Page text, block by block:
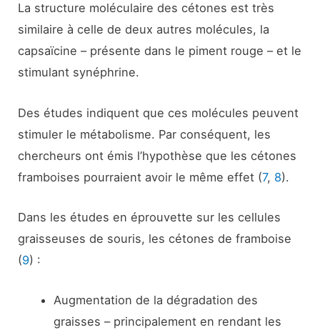
La structure moléculaire des cétones est très
similaire à celle de deux autres molécules, la
capsaïcine – présente dans le piment rouge – et le
stimulant synéphrine.
Des études indiquent que ces molécules peuvent
stimuler le métabolisme. Par conséquent, les
chercheurs ont émis l’hypothèse que les cétones
framboises pourraient avoir le même effet (7, 8).
Dans les études en éprouvette sur les cellules
graisseuses de souris, les cétones de framboise
(9) :
Augmentation de la dégradation des
graisses – principalement en rendant les